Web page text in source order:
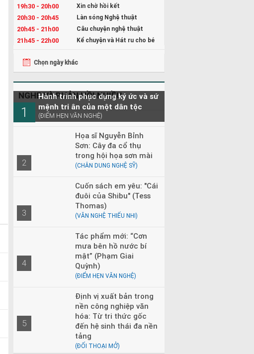
19h30 - 20h00 Xin chờ hồi kết
20h30 - 20h45 Làn sóng Nghệ thuật
20h45 - 21h00 Câu chuyện nghệ thuật
21h45 - 22h00 Kể chuyện và Hát ru cho bé
Chọn ngày khác
NGHE VÀ PHẢN HỒI NHIỀU
1
Hành trình phục dựng ký ức và sứ
mệnh tri ân của một dân tộc
(ĐIỂM HẸN VĂN NGHỆ)
2
Họa sĩ Nguyễn Bỉnh
Sơn: Cây đa cổ thụ
trong hội họa sơn mài
(CHÂN DUNG NGHỆ SỸ)
3
Cuốn sách em yêu: "Cái
đuôi của Shibu" (Tess
Thomas)
(VĂN NGHỆ THIẾU NHI)
4
Tác phẩm mới: “Cơn
mưa bên hồ nước bí
mật” (Phạm Giai
Quỳnh)
(ĐIỂM HẸN VĂN NGHỆ)
5
Định vị xuất bản trong
nền công nghiệp văn
hóa: Từ tri thức gốc
đến hệ sinh thái đa nền
tảng
(ĐỐI THOẠI MỞ)